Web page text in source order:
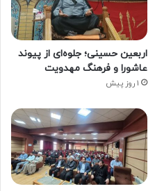
اربعین حسینی؛ جلوه‌ای از پیوند
عاشورا و فرهنگ مهدویت
1 روز پیش